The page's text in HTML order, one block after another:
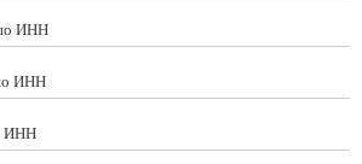
ИНН
ИНН
ИНН